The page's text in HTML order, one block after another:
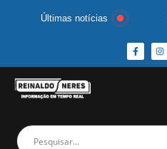
Últimas notícias